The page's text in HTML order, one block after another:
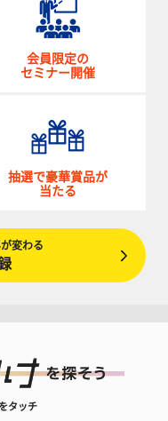
会員限定の
セミナー開催
抽選で豪華賞品が
当たる
変わる
タッチ